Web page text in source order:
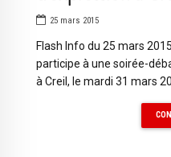
25 mars 2015
Flash Info du 25 mars
participe à une soirée-
à Creil, le mardi 31 mars